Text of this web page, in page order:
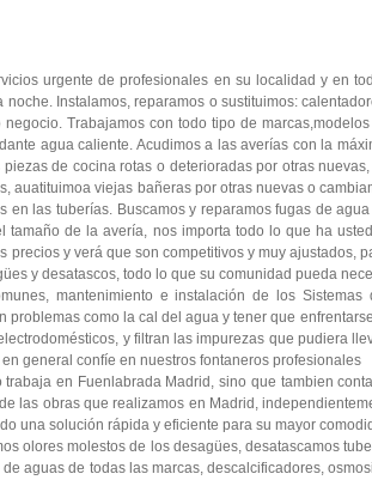
urgente de profesionales en su localidad y en
Instalamos, reparamos o sustituimos:
Trabajamos con todo tipo de
agua caliente. Acudimos a las averías con la
de cocina rotas o deterioradas por otras
auatituimoa viejas bañeras por otras nuevas o
en las tuberías. Buscamos y reparamos fugas de
tamaño de la avería, nos importa todo lo que ha
y verá que son competitivos y muy ajustados,
y desatascos, todo lo que su comunidad pueda
mantenimiento e instalación de los Sistemas
como la cal del agua y tener que
y filtran las impurezas que pudiera
general confíe en nuestros fontaneros profesionales
en Fuenlabrada Madrid, sino que tambien
las obras que realizamos en Madrid,
una solución rápida y eficiente para su mayor
olores molestos de los desagües, desatascamos
aguas de todas las marcas, descalcificadores,